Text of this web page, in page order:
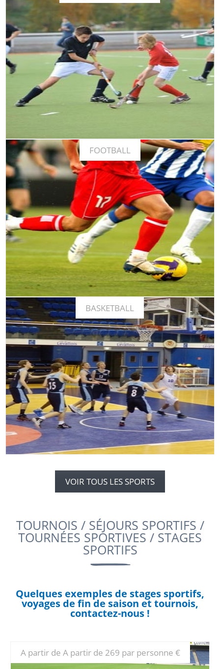
Découvrez notre expertise et nos exemples de séjours
En savoir plus
FOOTBALL
Découvrez notre expertise et nos exemples de séjours
En savoir plus
BASKETBALL
Découvrez notre expertise et nos exemples de séjours
En savoir plus
VOIR TOUS LES SPORTS
TOURNOIS / SÉJOURS SPORTIFS /
TOURNÉES SPORTIVES / STAGES
SPORTIFS
Quelques exemples de stages sportifs,
voyages de fin de saison et tournois,
contactez-nous !
A partir de A partir de 269 par personne €